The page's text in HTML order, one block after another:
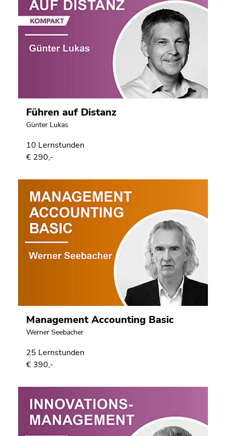
Führen auf Distanz
Günter Lukas
10 Lernstunden
€ 290,-
Management Accounting Basic
Werner Seebacher
25 Lernstunden
€ 390,-